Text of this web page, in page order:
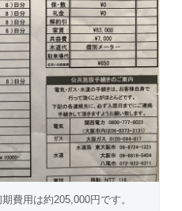
費用は約205,000円です。